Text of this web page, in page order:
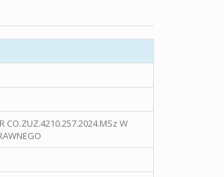
CO.ZUZ.4210.257.2024.MSz W